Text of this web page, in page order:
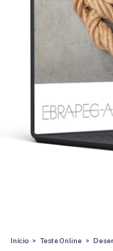
Início > Teste Online >